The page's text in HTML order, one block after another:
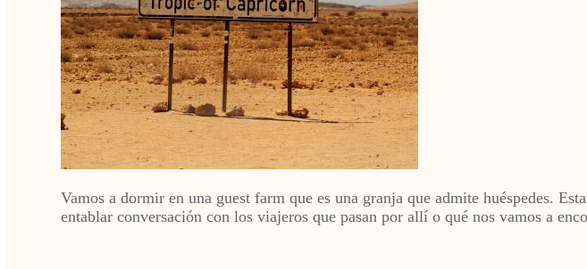
Vamos a dormir en una guest farm que es una granja que admite huéspedes.
entablar conversación con los viajeros que pasan por allí o qué nos vamos a